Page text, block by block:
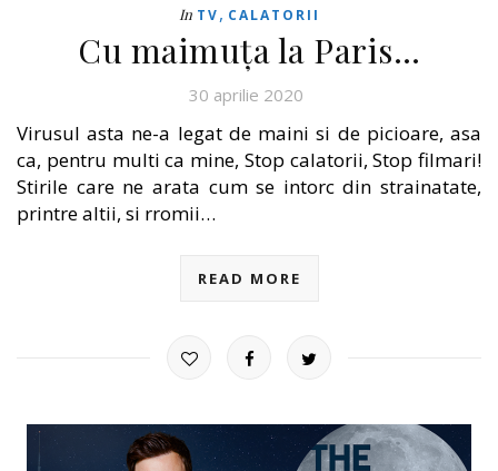
In TV, CALATORII
Cu maimuța la Paris…
30 aprilie 2020
Virusul asta ne-a legat de maini si de picioare, asa
ca, pentru multi ca mine, Stop calatorii, Stop filmari!
Stirile care ne arata cum se intorc din strainatate,
printre altii, si rromii…
READ MORE